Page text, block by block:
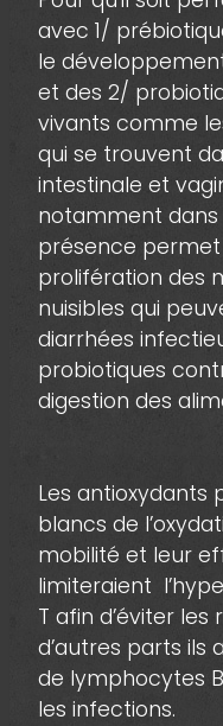
avec 1/
le
et des 2/
vivants comme
qui se trouvent
intestinale et
notamment dans
présence
prolifération des
nuisibles qui
diarrhées
probiotiques
digestion des
Les antioxydants
blancs de
mobilité et leur
limiteraient
T afin d’éviter les
d’autres parts ils
de lymphocytes
les infections.